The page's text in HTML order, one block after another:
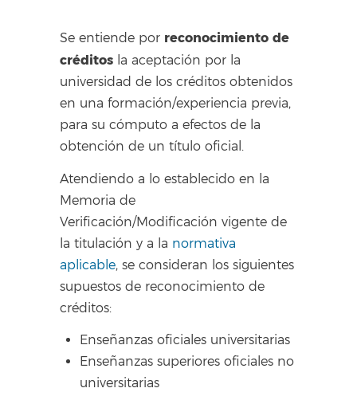
Se entiende por reconocimiento de
créditos la aceptación por la
universidad de los créditos obtenidos
en una formación/experiencia previa,
para su cómputo a efectos de la
obtención de un título oficial.
Atendiendo a lo establecido en la
Memoria de
Verificación/Modificación vigente de
la titulación y a la normativa
aplicable, se consideran los siguientes
supuestos de reconocimiento de
créditos:
Enseñanzas oficiales universitarias
Enseñanzas superiores oficiales no
universitarias